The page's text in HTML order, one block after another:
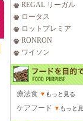
REGAL リーガル
ロータス
ロットプレミア
RONRON
ワイソン
療法食 ▼ もっと見る
ケアフード ▼ もっと